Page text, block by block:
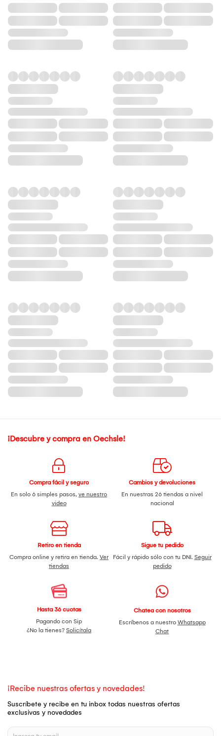
¡Descubre y compra en Oechsle!
Compra fácil y seguro
En solo 6 simples pasos, ve nuestro
video
Cambios y devoluciones
En nuestras 26 tiendas a nivel
nacional
Retiro en tienda
Compra online y retira en tienda. Ver
tiendas
Sigue tu pedido
Fácil y rápido sólo con tu DNI. Seguir
pedido
Hasta 36 cuotas
Pagando con Sip
¿No la tienes? Solicítala
Chatea con nosotros
Escríbenos a nuestro Whatsapp
Chat
¡Recibe nuestras ofertas y novedades!
Suscríbete y recibe en tu inbox todas nuestras ofertas
exclusivas y novedades